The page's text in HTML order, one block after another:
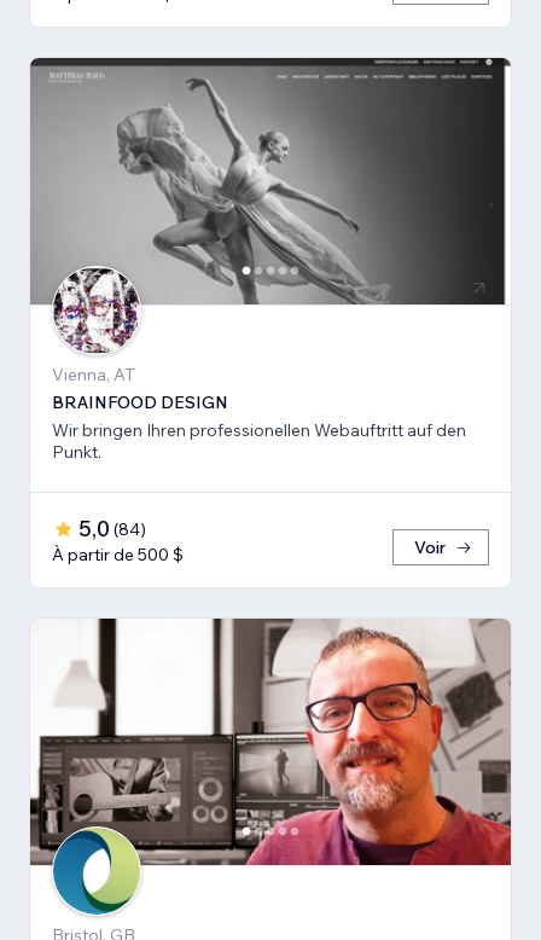
Vienna, AT
BRAINFOOD DESIGN
Wir bringen Ihren professionellen Webauftritt auf den
Punkt.
5,0 (84)
À partir de 500 $
Voir
Bristol, GB